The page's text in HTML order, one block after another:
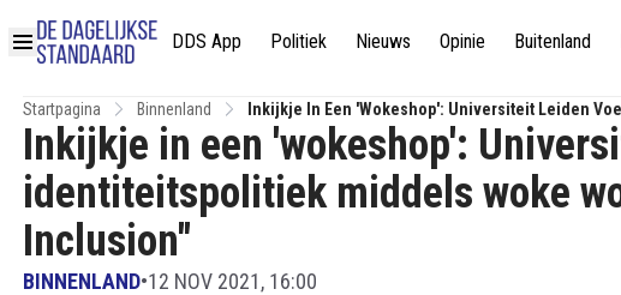
DDS App Politiek Nieuws Opinie Buitenland
Startpagina Binnenland
Inkijkje In Een 'wokeshop': Universiteit Leiden
Inclusion"
Inkijkje in een 'wokeshop':
identiteitspolitiek middels woke
Inclusion"
BINNENLAND•12 NOV 2021, 16:00